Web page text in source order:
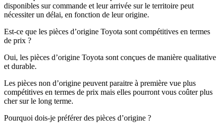
disponibles sur commande et leur arrivée sur le territoire peut
nécessiter un délai, en fonction de leur origine.
Est-ce que les pièces d’origine Toyota sont compétitives en termes
de prix ?
Oui, les pièces d’origine Toyota sont conçues de manière qualitative
et durable.
Les pièces non d’origine peuvent paraitre à première vue plus
compétitives en termes de prix mais elles pourront vous coûter plus
cher sur le long terme.
Pourquoi dois-je préférer des pièces d’origine ?